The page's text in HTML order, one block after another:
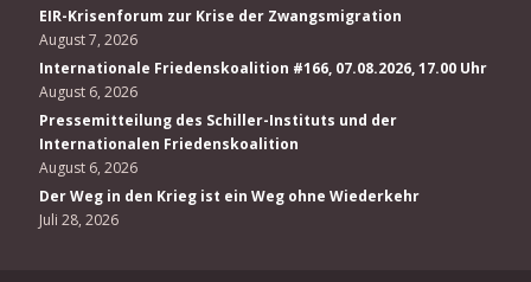
EIR-Krisenforum zur Krise der Zwangsmigration
August 7, 2026
Internationale Friedenskoalition #166, 07.08.2026, 17.00 Uhr
August 6, 2026
Pressemitteilung des Schiller-Instituts und der
Internationalen Friedenskoalition
August 6, 2026
Der Weg in den Krieg ist ein Weg ohne Wiederkehr
Juli 28, 2026